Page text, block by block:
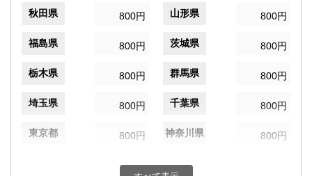
秋田県 800円 山形県 800円
福島県 800円 茨城県 800円
栃木県 800円 群馬県 800円
埼玉県 800円 千葉県 800円
東京都 800円 神奈川県 800円
800円 富山県